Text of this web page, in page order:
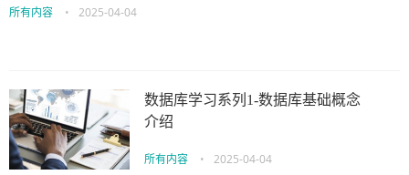
所有内容 • 2025-04-04
数据库学习系列1-数据库基础概念
介绍
所有内容 • 2025-04-04